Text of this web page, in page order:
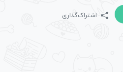
اشتراک‌گذاری